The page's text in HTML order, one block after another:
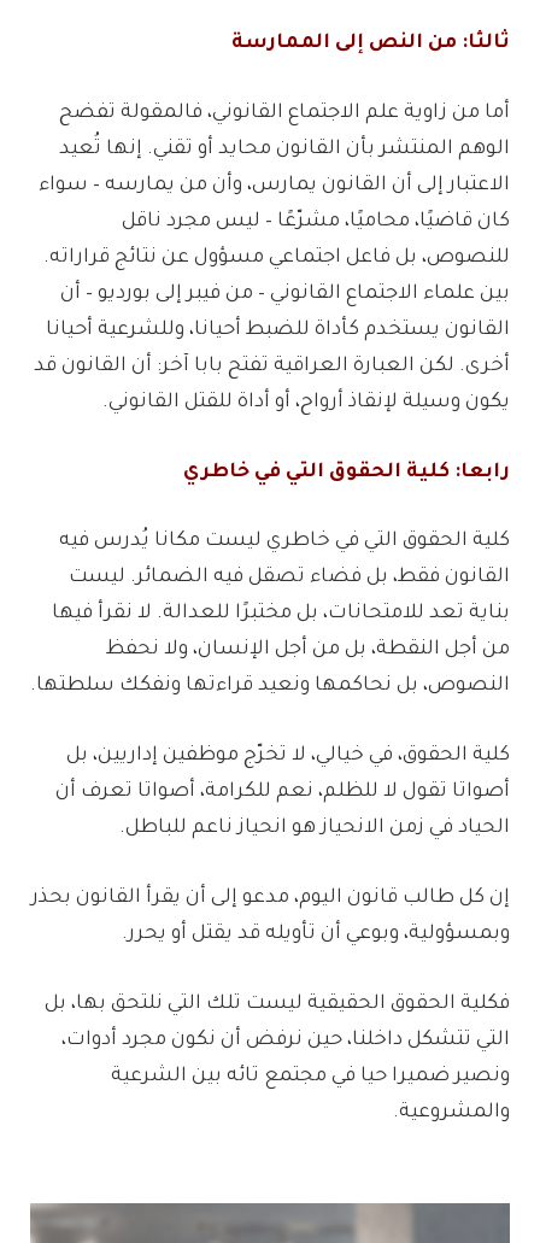
ثالثا: من النص إلى الممارسة
أما من زاوية علم الاجتماع القانوني، فالمقولة تفضح
الوهم المنتشر بأن القانون محايد أو تقني. إنها تُعيد
الاعتبار إلى أن القانون يمارس، وأن من يمارسه – سواء
كان قاضيًا، محاميًا، مشرّعًا – ليس مجرد ناقل
للنصوص، بل فاعل اجتماعي مسؤول عن نتائج قراراته.
بين علماء الاجتماع القانوني – من فيبر إلى بورديو – أن
القانون يستخدم كأداة للضبط أحيانا، وللشرعية أحيانا
أخرى. لكن العبارة العراقية تفتح بابا آخر: أن القانون قد
يكون وسيلة لإنقاذ أرواح، أو أداة للقتل القانوني.
رابعا: كلية الحقوق التي في خاطري
كلية الحقوق التي في خاطري ليست مكانا يُدرس فيه
القانون فقط، بل فضاء تصقل فيه الضمائر. ليست
بناية تعد للامتحانات، بل مختبرًا للعدالة. لا نقرأ فيها
من أجل النقطة، بل من أجل الإنسان، ولا نحفظ
النصوص، بل نحاكمها ونعيد قراءتها ونفكك سلطتها.
كلية الحقوق، في خيالي، لا تخرّج موظفين إداريين، بل
أصواتا تقول لا للظلم، نعم للكرامة، أصواتا تعرف أن
الحياد في زمن الانحياز هو انحياز ناعم للباطل.
إن كل طالب قانون اليوم، مدعو إلى أن يقرأ القانون بحذر
وبمسؤولية، وبوعي أن تأويله قد يقتل أو يحرر.
فكلية الحقوق الحقيقية ليست تلك التي نلتحق بها، بل
التي تتشكل داخلنا، حين نرفض أن نكون مجرد أدوات،
ونصير ضميرا حيا في مجتمع تائه بين الشرعية
والمشروعية.